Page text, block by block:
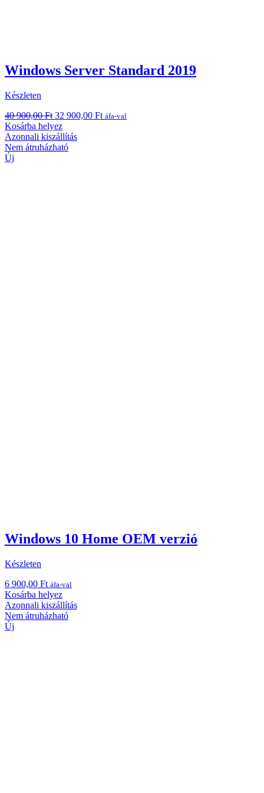
Windows Server Standard 2019
Készleten
40 900,00Ft Original
price
was:
40
32 900,00 FtCurrent
áfa-val
Kosárba helyez
Azonnali kiszállítás
Nem átruházható
Új
Windows 10 Home OEM verzió
Készleten
6 900,00 Ft áfa-val
Kosárba helyez
Azonnali kiszállítás
Nem átruházható
Új